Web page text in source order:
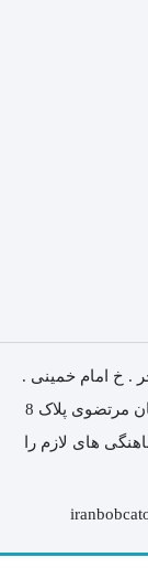
. خ امام خمینی .
خیابان کمالی . خیابان اسکندری جنوبی اول خیابان مرتضوی پلاک 8
های لازم را